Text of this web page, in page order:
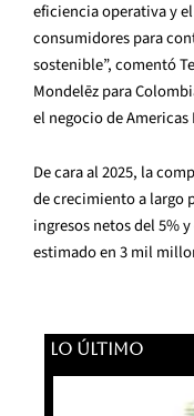
eficiencia operativa y
consumidores para
sostenible”, comentó
Mondelēz para
el negocio de Americas
De cara al 2025, la
de crecimiento a largo
ingresos netos del 5%
estimado en 3 mil
LO ÚLTIMO